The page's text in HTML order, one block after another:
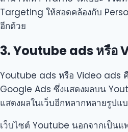
Targeting ให้สอดคล้องกับ
อีกด้วย
3. Youtube ads หรือ
Youtube ads หรือ Video ads
Google Ads ซึ่งแสดงผลบน
แสดงผลในเว็บอีกหลากหลายรูปแ
เว็บไซต์ Youtube นอกจากเป็นแ